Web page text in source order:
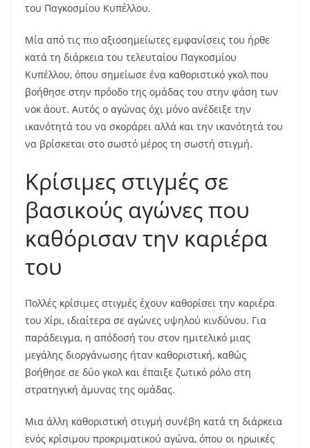
του Παγκοσμίου Κυπέλλου.
Μία από τις πιο αξιοσημείωτες εμφανίσεις του ήρθε
κατά τη διάρκεια του τελευταίου Παγκοσμίου
Κυπέλλου, όπου σημείωσε ένα καθοριστικό γκολ που
βοήθησε στην πρόοδο της ομάδας του στην φάση των
νοκ άουτ. Αυτός ο αγώνας όχι μόνο ανέδειξε την
ικανότητά του να σκοράρει αλλά και την ικανότητά του
να βρίσκεται στο σωστό μέρος τη σωστή στιγμή.
Κρίσιμες στιγμές σε
βασικούς αγώνες που
καθόρισαν την καριέρα
του
Πολλές κρίσιμες στιγμές έχουν καθορίσει την καριέρα
του Χίρι, ιδιαίτερα σε αγώνες υψηλού κινδύνου. Για
παράδειγμα, η απόδοσή του στον ημιτελικό μιας
μεγάλης διοργάνωσης ήταν καθοριστική, καθώς
βοήθησε σε δύο γκολ και έπαιξε ζωτικό ρόλο στη
στρατηγική άμυνας της ομάδας.
Μια άλλη καθοριστική στιγμή συνέβη κατά τη διάρκεια
ενός κρίσιμου προκριματικού αγώνα, όπου οι ηρωικές